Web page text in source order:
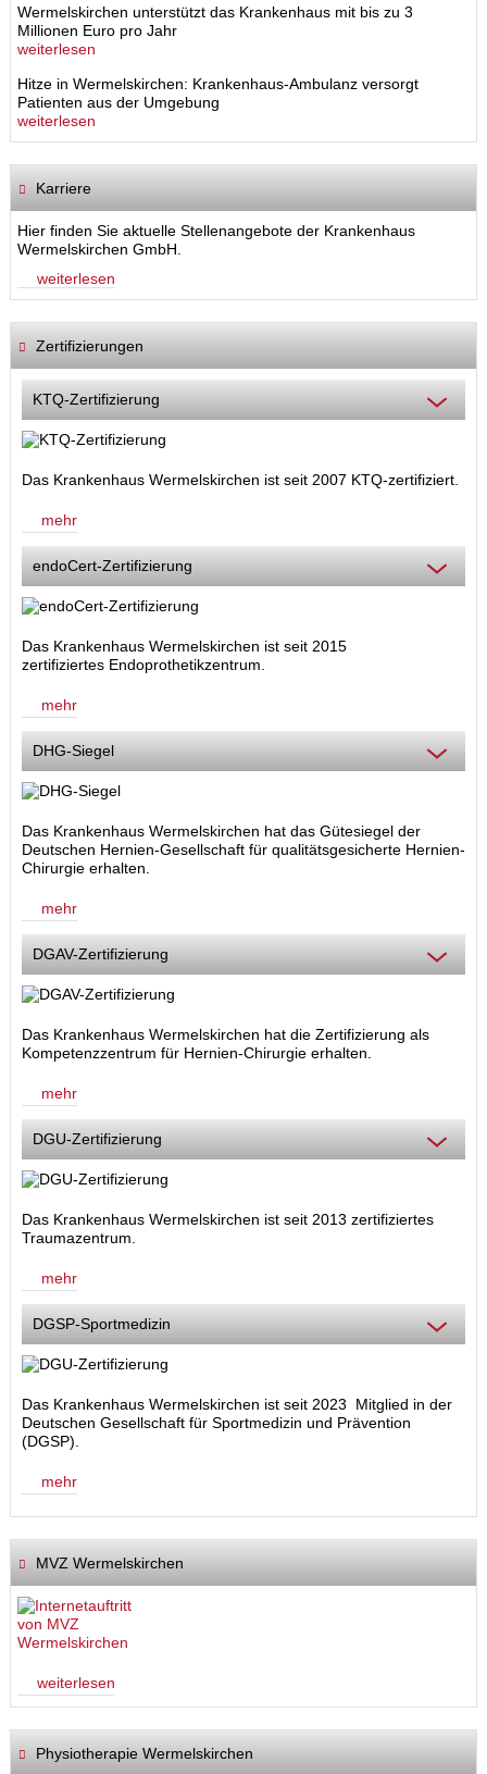
Wermelskirchen unterstützt das Krankenhaus mit bis zu 3
Millionen Euro pro Jahr
weiterlesen
Hitze in Wermelskirchen: Krankenhaus-Ambulanz versorgt
Patienten aus der Umgebung
weiterlesen
Karriere
Hier finden Sie aktuelle Stellenangebote der Krankenhaus
Wermelskirchen GmbH.
weiterlesen
Zertifizierungen
KTQ-Zertifizierung
Das Krankenhaus Wermelskirchen ist seit 2007 KTQ-zertifiziert.
mehr
endoCert-Zertifizierung
Das Krankenhaus Wermelskirchen ist seit 2015
zertifiziertes Endoprothetikzentrum.
mehr
DHG-Siegel
Das Krankenhaus Wermelskirchen hat das Gütesiegel der
Deutschen Hernien-Gesellschaft für qualitätsgesicherte Hernien-
Chirurgie erhalten.
mehr
DGAV-Zertifizierung
Das Krankenhaus Wermelskirchen hat die Zertifizierung als
Kompetenzzentrum für Hernien-Chirurgie erhalten.
mehr
DGU-Zertifizierung
Das Krankenhaus Wermelskirchen ist seit 2013 zertifiziertes
Traumazentrum.
mehr
DGSP-Sportmedizin
Das Krankenhaus Wermelskirchen ist seit 2023 Mitglied in der
Deutschen Gesellschaft für Sportmedizin und Prävention
(DGSP).
mehr
MVZ Wermelskirchen
weiterlesen
Physiotherapie Wermelskirchen